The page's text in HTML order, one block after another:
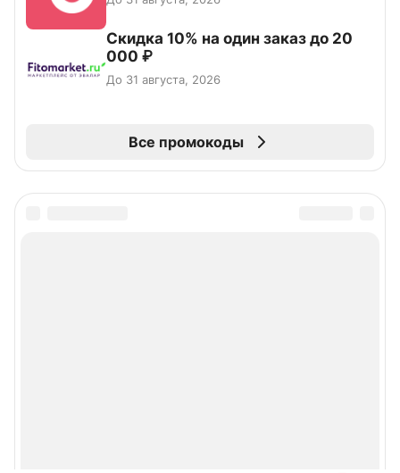
Скидка 10% на один заказ до 20
000 ₽
До 31 августа, 2026
Все промокоды